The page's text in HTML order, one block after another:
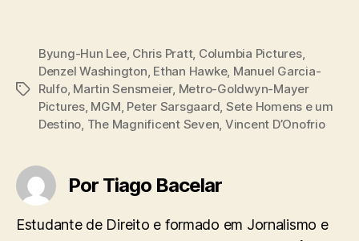
Tags
Byung-Hun Lee, Chris Pratt, Columbia Pictures,
Denzel Washington, Ethan Hawke, Manuel Garcia-
Rulfo, Martin Sensmeier, Metro-Goldwyn-Mayer
Pictures, MGM, Peter Sarsgaard, Sete Homens e um
Destino, The Magnificent Seven, Vincent D’Onofrio
Por Tiago Bacelar
Estudante de Direito e formado em Jornalismo e